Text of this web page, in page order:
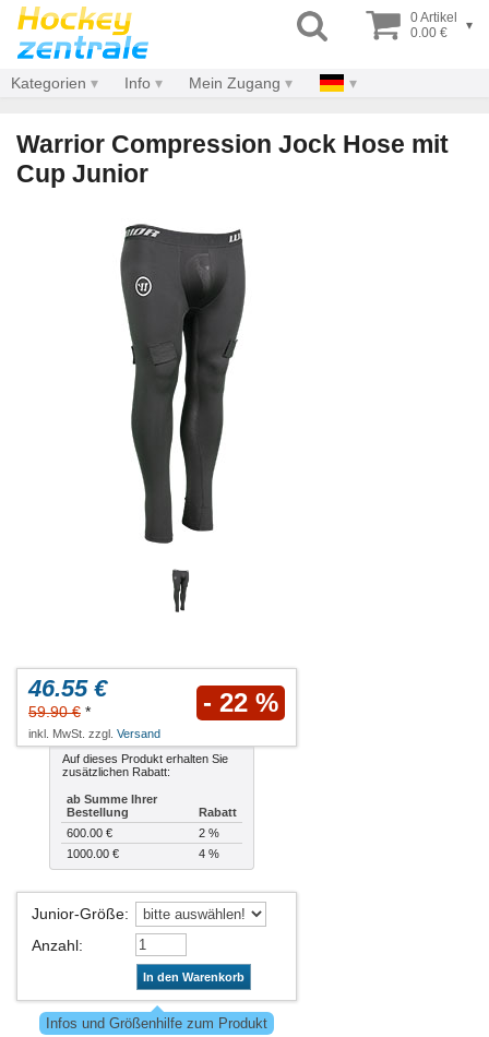
0 Artikel
0.00 €
▾
Kategorien Info Mein Zugang
Warrior Compression Jock Hose mit
Cup Junior
46.55 €
59.90 € * - 22 %
inkl. MwSt. zzgl. Versand
Auf dieses Produkt erhalten Sie
zusätzlichen Rabatt:
ab Summe Ihrer
Bestellung
Rabatt
600.00 €
2 %
1000.00 €
4 %
Junior-Größe:
Anzahl:
In den Warenkorb
Infos und Größenhilfe zum Produkt